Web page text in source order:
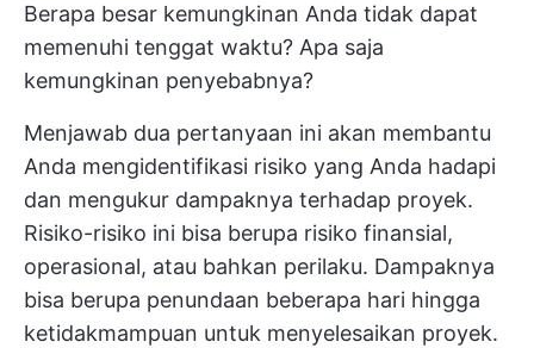
Berapa besar kemungkinan Anda tidak dapat
memenuhi tenggat waktu? Apa saja
kemungkinan penyebabnya?
Menjawab dua pertanyaan ini akan membantu
Anda mengidentifikasi risiko yang Anda hadapi
dan mengukur dampaknya terhadap proyek.
Risiko-risiko ini bisa berupa risiko finansial,
operasional, atau bahkan perilaku. Dampaknya
bisa berupa penundaan beberapa hari hingga
ketidakmampuan untuk menyelesaikan proyek.